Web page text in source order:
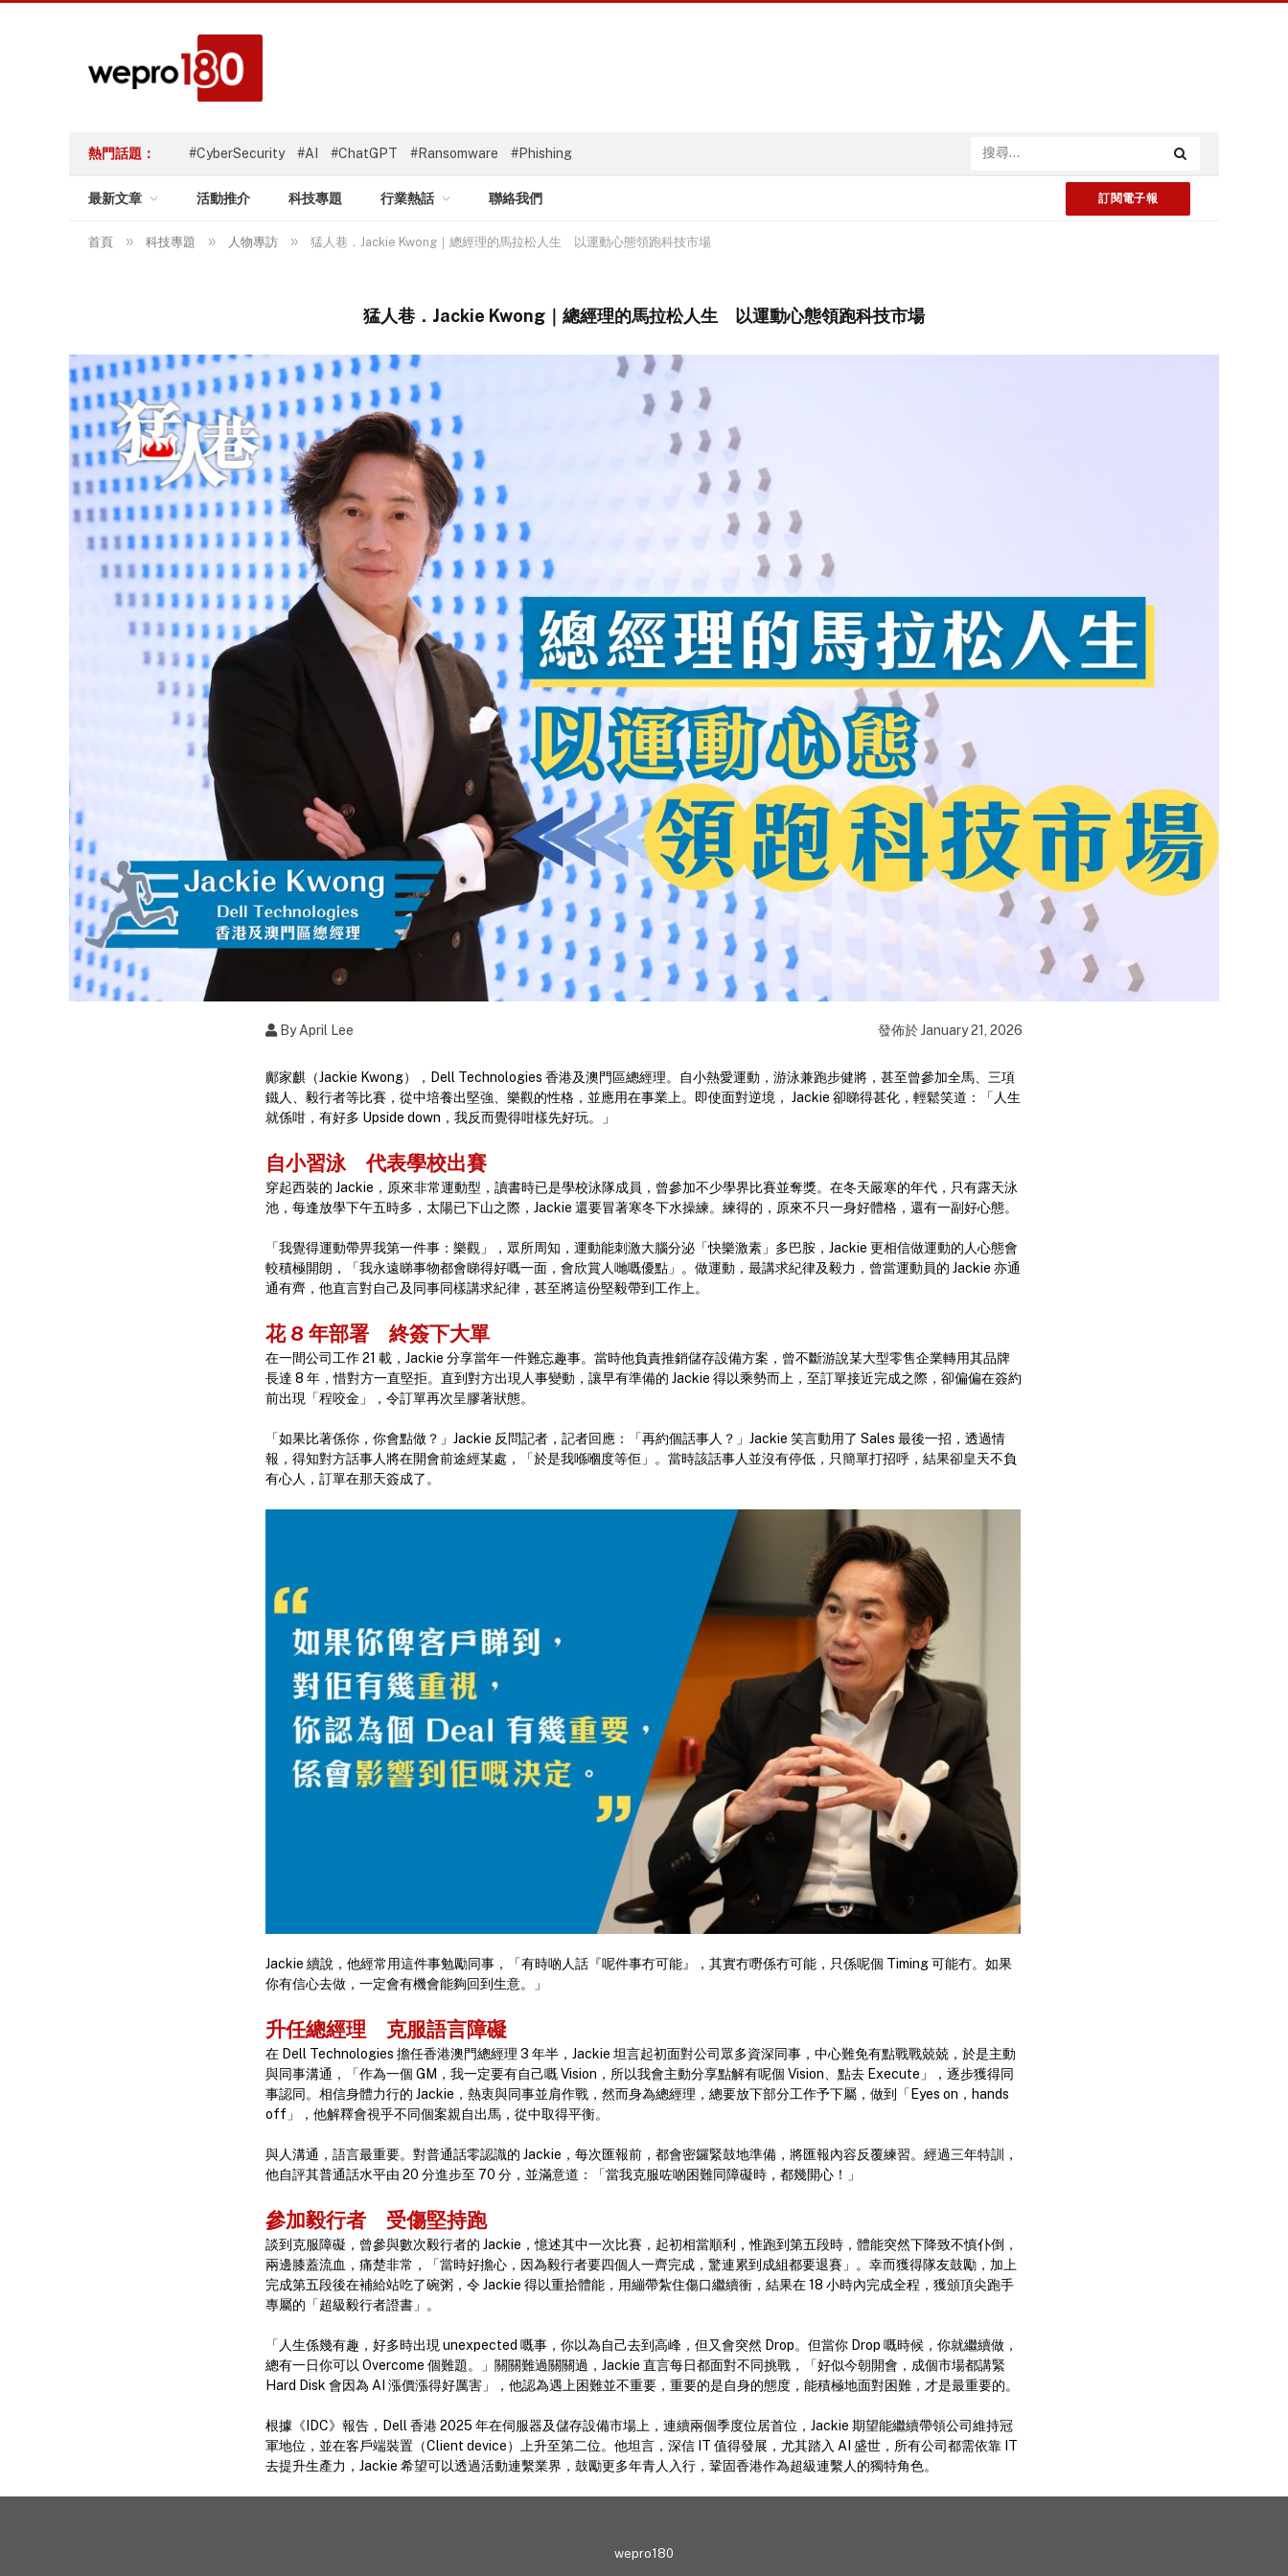
熱門話題： #CyberSecurity #AI #ChatGPT #Ransomware #Phishing
最新文章 活動推介 科技專題 行業熱話 聯絡我們 訂閱電子報
首頁 » 科技專題 » 人物專訪 » 猛人巷．Jackie Kwong｜總經理的馬拉松人生 以運動心態領跑科技市場
猛人巷．Jackie Kwong｜總經理的馬拉松人生 以運動心態領跑科技市場
By April Lee 發佈於January 21, 2026
鄺家麒（Jackie Kwong），Dell Technologies 香港及澳門區總經理。自小熱愛運動，游泳兼跑步健將，甚至曾參加全馬、三項
鐵人、毅行者等比賽，從中培養出堅強、樂觀的性格，並應用在事業上。即使面對逆境， Jackie 卻睇得甚化，輕鬆笑道：「人生
就係咁，有好多 Upside down，我反而覺得咁樣先好玩。」
自小習泳 代表學校出賽
穿起西裝的 Jackie，原來非常運動型，讀書時已是學校泳隊成員，曾參加不少學界比賽並奪獎。在冬天嚴寒的年代，只有露天泳
池，每逢放學下午五時多，太陽已下山之際，Jackie 還要冒著寒冬下水操練。練得的，原來不只一身好體格，還有一副好心態。
「我覺得運動帶畀我第一件事：樂觀」，眾所周知，運動能刺激大腦分泌「快樂激素」多巴胺，Jackie 更相信做運動的人心態會
較積極開朗，「我永遠睇事物都會睇得好嘅一面，會欣賞人哋嘅優點」。做運動，最講求紀律及毅力，曾當運動員的 Jackie 亦通
通有齊，他直言對自己及同事同樣講求紀律，甚至將這份堅毅帶到工作上。
花 8 年部署 終簽下大單
在一間公司工作 21 載，Jackie 分享當年一件難忘趣事。當時他負責推銷儲存設備方案，曾不斷游說某大型零售企業轉用其品牌
長達 8 年，惜對方一直堅拒。直到對方出現人事變動，讓早有準備的 Jackie 得以乘勢而上，至訂單接近完成之際，卻偏偏在簽約
前出現「程咬金」，令訂單再次呈膠著狀態。
「如果比著係你，你會點做？」Jackie 反問記者，記者回應：「再約個話事人？」Jackie 笑言動用了 Sales 最後一招，透過情
報，得知對方話事人將在開會前途經某處，「於是我喺嗰度等佢」。當時該話事人並沒有停低，只簡單打招呼，結果卻皇天不負
有心人，訂單在那天簽成了。
Jackie 續說，他經常用這件事勉勵同事，「有時啲人話『呢件事冇可能』，其實冇嘢係冇可能，只係呢個 Timing 可能冇。如果
你有信心去做，一定會有機會能夠回到生意。」
升任總經理 克服語言障礙
在 Dell Technologies 擔任香港澳門總經理 3 年半，Jackie 坦言起初面對公司眾多資深同事，中心難免有點戰戰兢兢，於是主動
與同事溝通，「作為一個 GM，我一定要有自己嘅 Vision，所以我會主動分享點解有呢個 Vision、點去 Execute」，逐步獲得同
事認同。相信身體力行的 Jackie，熱衷與同事並肩作戰，然而身為總經理，總要放下部分工作予下屬，做到「Eyes on，hands
off」，他解釋會視乎不同個案親自出馬，從中取得平衡。
與人溝通，語言最重要。對普通話零認識的 Jackie，每次匯報前，都會密鑼緊鼓地準備，將匯報內容反覆練習。經過三年特訓，
他自評其普通話水平由 20 分進步至 70 分，並滿意道：「當我克服咗啲困難同障礙時，都幾開心！」
參加毅行者 受傷堅持跑
談到克服障礙，曾參與數次毅行者的 Jackie，憶述其中一次比賽，起初相當順利，惟跑到第五段時，體能突然下降致不慎仆倒，
兩邊膝蓋流血，痛楚非常，「當時好擔心，因為毅行者要四個人一齊完成，驚連累到成組都要退賽」。幸而獲得隊友鼓勵，加上
完成第五段後在補給站吃了碗粥，令 Jackie 得以重拾體能，用繃帶紮住傷口繼續衝，結果在 18 小時內完成全程，獲頒頂尖跑手
專屬的「超級毅行者證書」。
「人生係幾有趣，好多時出現 unexpected 嘅事，你以為自己去到高峰，但又會突然 Drop。但當你 Drop 嘅時候，你就繼續做，
總有一日你可以 Overcome 個難題。」關關難過關關過，Jackie 直言每日都面對不同挑戰，「好似今朝開會，成個市場都講緊
Hard Disk 會因為 AI 漲價漲得好厲害」，他認為遇上困難並不重要，重要的是自身的態度，能積極地面對困難，才是最重要的。
根據《IDC》報告，Dell 香港 2025 年在伺服器及儲存設備市場上，連續兩個季度位居首位，Jackie 期望能繼續帶領公司維持冠
軍地位，並在客戶端裝置（Client device）上升至第二位。他坦言，深信 IT 值得發展，尤其踏入 AI 盛世，所有公司都需依靠 IT
去提升生產力，Jackie 希望可以透過活動連繫業界，鼓勵更多年青人入行，鞏固香港作為超級連繫人的獨特角色。
wepro180